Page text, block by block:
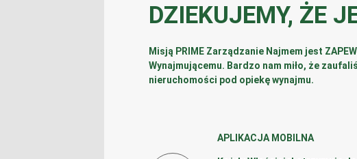
DZIEKUJEMY, ŻE
Misją PRIME Zarządzanie Najmem jest
Wynajmującemu. Bardzo nam miło, że
nieruchomości pod opiekę wynajmu.
APLIKACJA MOBILNA